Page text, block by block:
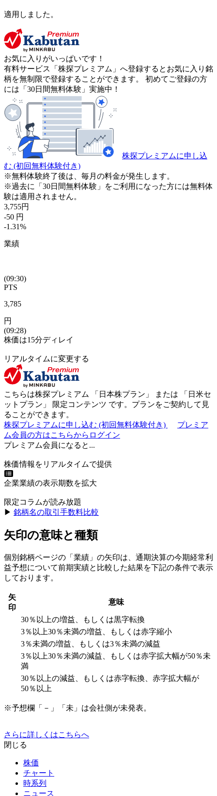
適用しました。
お気に入りがいっぱいです！
有料サービス「株探プレミアム」へ登録するとお気に入り銘
柄を無制限で登録することができます。 初めてご登録の方
には「30日間無料体験」実施中！
株探プレミアムに申し込
む (初回無料体験付き)
※無料体験終了後は、毎月の料金が発生します。
※過去に「30日間無料体験」をご利用になった方には無料体
験は適用されません。
3,755円
-50 円
-1.31%
業績
(09:30)
PTS
3,785
円
(09:28)
株価は15分ディレイ
リアルタイムに変更する
こちらは株探プレミアム 「 日本株プラン 」 または 「 日米セ
ットプラン 」 限定コンテンツ です。プランをご契約して見
ることができます。
株探プレミアムに申し込む (初回無料体験付き)
プレミア
ム会員の方はこちらからログイン
プレミアム会員になると...
株価情報をリアルタイムで提供
企業業績の表示期数を拡大
限定コラムが読み放題
▶︎ 銘柄名の取引手数料比較
矢印の意味と種類
個別銘柄ページの「業績」の矢印は、通期決算の今期経常利
益予想について前期実績と比較した結果を下記の条件で表示
しております。
矢
印
意味
30％以上の増益、もしくは黒字転換
3％以上30％未満の増益、もしくは赤字縮小
3％未満の増益、もしくは3％未満の減益
3％以上30％未満の減益、もしくは赤字拡大幅が50％未
満
30％以上の減益、もしくは赤字転換、赤字拡大幅が
50％以上
※予想欄「－」「未」は会社側が未発表。
さらに詳しくはこちらへ
閉じる
株価
チャート
時系列
ニュース